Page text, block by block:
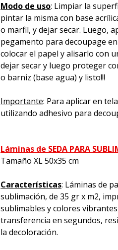
Modo de uso: Limpiar la
pintar la misma con base
o marfil, y dejar secar. Luego,
pegamento para decoupage
colocar el papel y alisarlo con
dejar secar y luego proteger
o barniz (base agua) y listo!!!
Importante: Para aplicar en
utilizando adhesivo para
Láminas de SEDA PARA
Tamaño XL 50x35 cm
Características: Láminas de
sublimación, de 35 gr x m2,
sublimables y colores
transferencia en segundos,
la decoloración.